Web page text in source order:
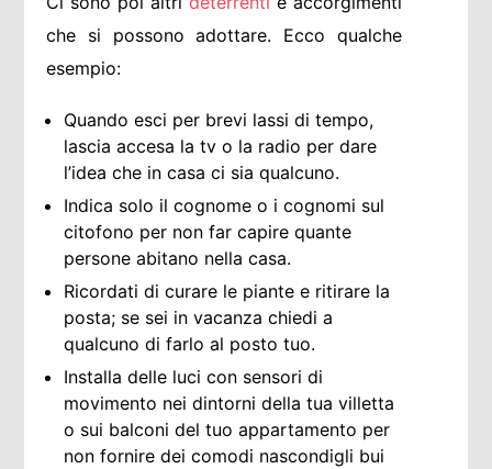
che si possono adottare. Ecco qualche
esempio:
Quando esci per brevi lassi di tempo,
lascia accesa la tv o la radio per dare
l’idea che in casa ci sia qualcuno.
Indica solo il cognome o i cognomi sul
citofono per non far capire quante
persone abitano nella casa.
Ricordati di curare le piante e ritirare la
posta; se sei in vacanza chiedi a
qualcuno di farlo al posto tuo.
Installa delle luci con sensori di
movimento nei dintorni della tua villetta
o sui balconi del tuo appartamento per
non fornire dei comodi nascondigli bui